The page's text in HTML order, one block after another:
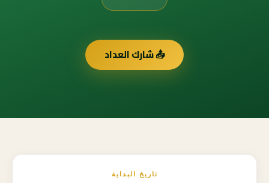
📤 شارك العداد
تاريخ البداية